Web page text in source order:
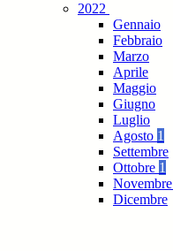
2022
Gennaio
Febbraio
Marzo
Aprile
Maggio
Giugno
Luglio
Agosto 1
Settembre
Ottobre 1
Novembre
Dicembre